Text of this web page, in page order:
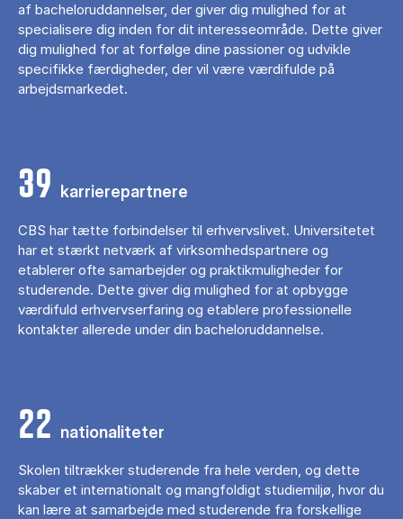
af bacheloruddannelser, der giver dig mulighed for at
specialisere dig inden for dit interesseområde. Dette giver
dig mulighed for at forfølge dine passioner og udvikle
specifikke færdigheder, der vil være værdifulde på
arbejdsmarkedet.
39 karrierepartnere
CBS har tætte forbindelser til erhvervslivet. Universitetet
har et stærkt netværk af virksomhedspartnere og
etablerer ofte samarbejder og praktikmuligheder for
studerende. Dette giver dig mulighed for at opbygge
værdifuld erhvervserfaring og etablere professionelle
kontakter allerede under din bacheloruddannelse.
22 nationaliteter
Skolen tiltrækker studerende fra hele verden, og dette
skaber et internationalt og mangfoldigt studiemiljø, hvor du
kan lære at samarbejde med studerende fra forskellige